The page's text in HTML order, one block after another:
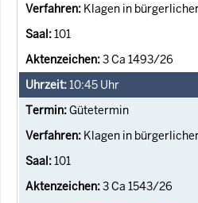
Klagen in
101
3 Ca 1493/26
10:45 Uhr
Gütetermin
Klagen in
101
3 Ca 1543/26